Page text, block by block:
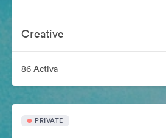
Creative
86 Activa
PRIVATE